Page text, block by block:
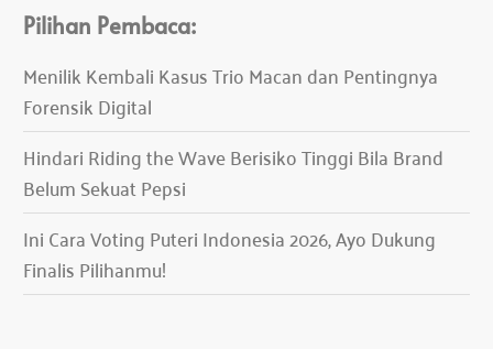
Pilihan Pembaca:
Menilik Kembali Kasus Trio Macan dan Pentingnya
Forensik Digital
Hindari Riding the Wave Berisiko Tinggi Bila Brand
Belum Sekuat Pepsi
Ini Cara Voting Puteri Indonesia 2026, Ayo Dukung
Finalis Pilihanmu!